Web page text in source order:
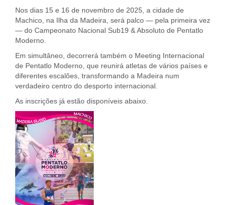
Nos dias 15 e 16 de novembro de 2025, a cidade de
Machico, na Ilha da Madeira, será palco — pela primeira vez
— do Campeonato Nacional Sub19 & Absoluto de Pentatlo
Moderno.
Em simultâneo, decorrerá também o Meeting Internacional
de Pentatlo Moderno, que reunirá atletas de vários países e
diferentes escalões, transformando a Madeira num
verdadeiro centro do desporto internacional.
As inscrições já estão disponíveis abaixo.